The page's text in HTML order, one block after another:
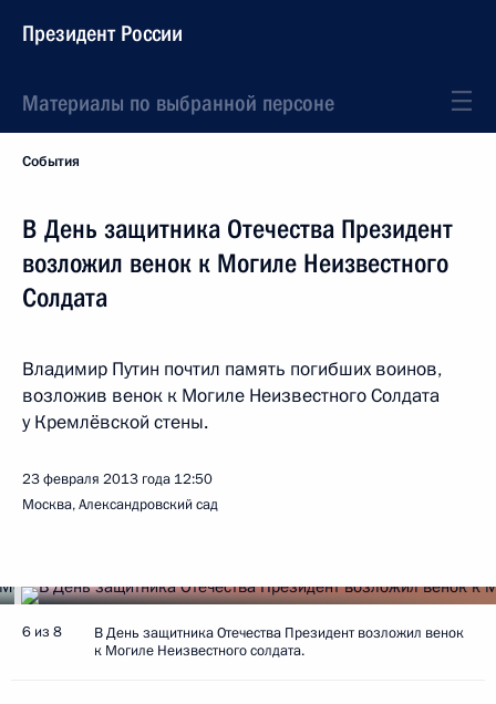
Президент России
Материалы по выбранной персоне
События
В День защитника Отечества Президент
возложил венок к Могиле Неизвестного
Солдата
Владимир Путин почтил память погибших воинов,
возложив венок к Могиле Неизвестного Солдата
у Кремлёвской стены.
23 февраля 2013 года 12:50
Москва, Александровский сад
6 из 8
В День защитника Отечества Президент возложил венок
к Могиле Неизвестного солдата.